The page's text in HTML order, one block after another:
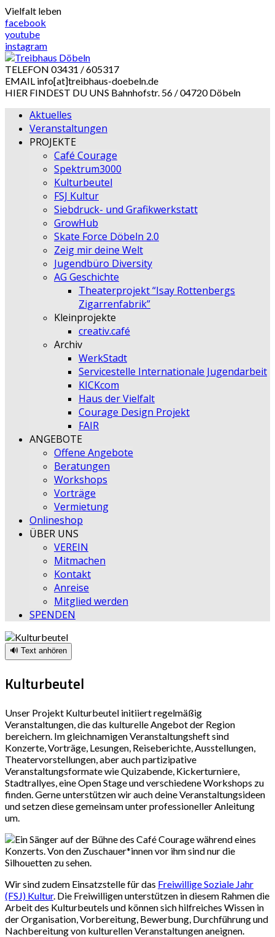
Skip
to
content
Vielfalt leben
facebook
youtube
instagram
TELEFON 03431 / 605317
EMAIL info[at]treibhaus-doebeln.de
HIER FINDEST DU UNS Bahnhofstr. 56 / 04720 Döbeln
Aktuelles
Veranstaltungen
PROJEKTE
Café Courage
Spektrum3000
Kulturbeutel
FSJ Kultur
Siebdruck- und Grafikwerkstatt
GrowHub
Skate Force Döbeln 2.0
Zeig mir deine Welt
Jugendbüro Diversity
AG Geschichte
Theaterprojekt “Isay Rottenbergs
Zigarrenfabrik”
Kleinprojekte
creativ.café
Archiv
WerkStadt
Servicestelle Internationale Jugendarbeit
KICKcom
Haus der Vielfalt
Courage Design Projekt
FAIR
ANGEBOTE
Offene Angebote
Beratungen
Workshops
Vorträge
Vermietung
Onlineshop
ÜBER UNS
VEREIN
Mitmachen
Kontakt
Anreise
Mitglied werden
SPENDEN
🔊 Text anhören
Kulturbeutel
Unser Projekt Kulturbeutel initiiert regelmäßig
Veranstaltungen, die das kulturelle Angebot der Region
bereichern. Im gleichnamigen Veranstaltungsheft sind
Konzerte, Vorträge, Lesungen, Reiseberichte, Ausstellungen,
Theatervorstellungen, aber auch partizipative
Veranstaltungsformate wie Quizabende, Kickerturniere,
Stadtrallyes, eine Open Stage und verschiedene Workshops zu
finden. Gerne unterstützen wir auch deine Veranstaltungsideen
und setzen diese gemeinsam unter professioneller Anleitung
um.
Wir sind zudem Einsatzstelle für das Freiwillige Soziale Jahr
(FSJ) Kultur. Die Freiwilligen unterstützen in diesem Rahmen die
Arbeit des Kulturbeutels und können sich hilfreiches Wissen in
der Organisation, Vorbereitung, Bewerbung, Durchführung und
Nachbereitung von kulturellen Veranstaltungen aneignen.